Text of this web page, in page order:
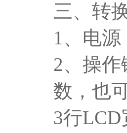
三、转
1、电
2、操
数，也
3行LCD